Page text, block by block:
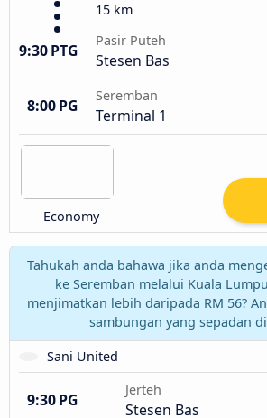
15 km
9:30 PTG
Pasir Puteh
Stesen Bas
8:00 PG
Seremban
Terminal 1
Economy
Tahukah anda bahawa jika anda
ke Seremban melalui Kuala
menjimatkan lebih daripada RM 56?
sambungan yang sepadan
Sani United
9:30 PG
Jerteh
Stesen Bas